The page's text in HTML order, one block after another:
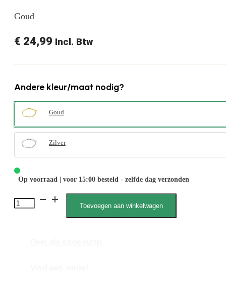
Goud
€ 24,99 Incl. Btw
Andere kleur/maat nodig?
Goud
Zilver
Op voorraad | voor 15:00 besteld - zelfde dag verzonden
Ada
Toevoegen aan winkelwagen